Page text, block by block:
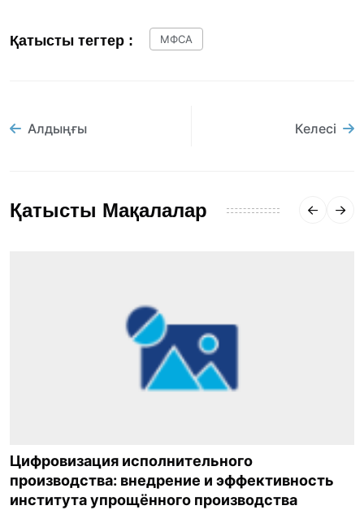
Қатысты тегтер : МФСА
Алдыңғы Келесі
Қатысты Мақалалар
Цифровизация исполнительного
производства: внедрение и эффективность
института упрощённого производства